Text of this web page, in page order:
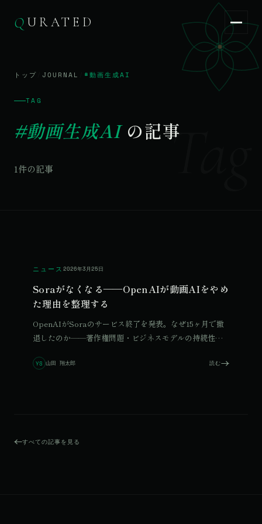
Q URATED
QURATED EN
トップ JOURNAL #動画生成AI
TAG
Tag
#動画生成AIの記事
1件の記事
ニュース 2026年3月25日
Soraがなくなる——OpenAIが動画AIをやめ
た理由を整理する
OpenAIがSoraのサービス終了を発表。なぜ15ヶ月で撤
退したのか——著作権問題・ビジネスモデルの持続性・
YS 山田 翔太郎 読む
すべての記事を見る